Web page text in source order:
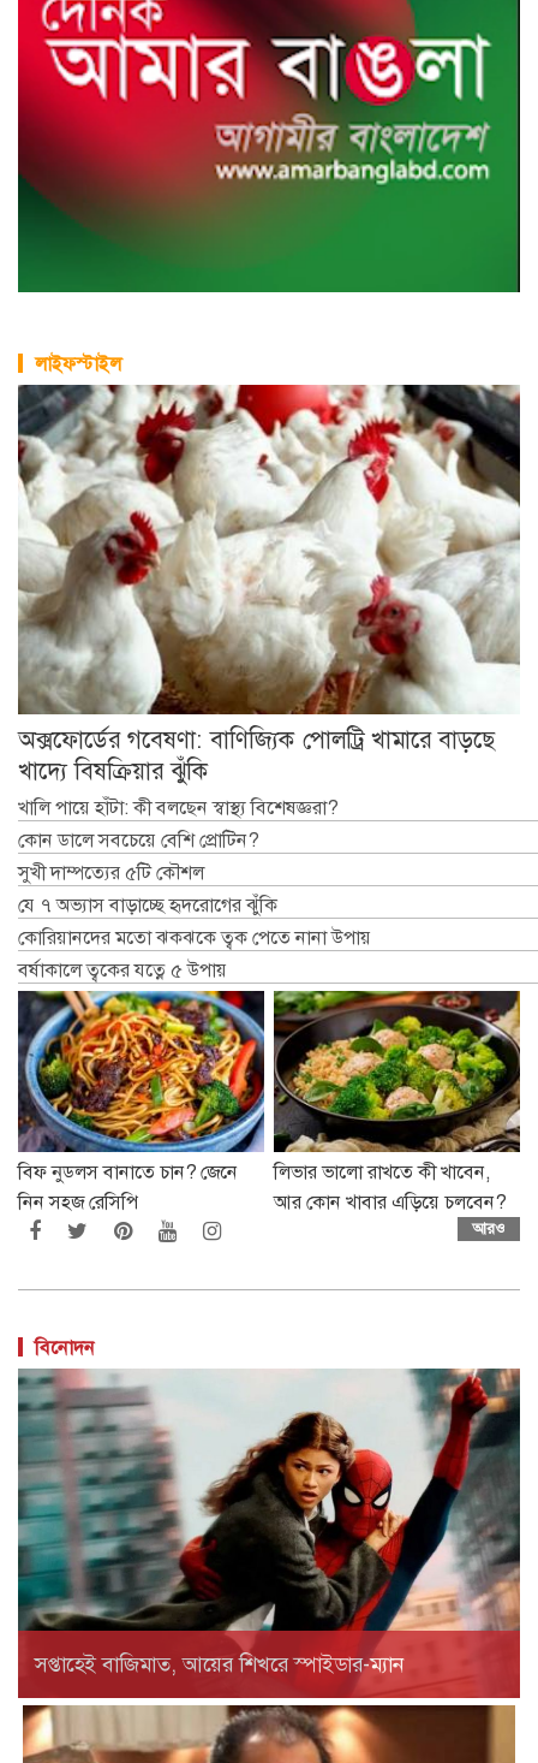
লাইফস্টাইল
অক্সফোর্ডের গবেষণা: বাণিজ্যিক পোলট্রি খামারে বাড়ছে
খাদ্যে বিষক্রিয়ার ঝুঁকি
খালি পায়ে হাঁটা: কী বলছেন স্বাস্থ্য বিশেষজ্ঞরা?
কোন ডালে সবচেয়ে বেশি প্রোটিন?
সুখী দাম্পত্যের ৫টি কৌশল
যে ৭ অভ্যাস বাড়াচ্ছে হৃদরোগের ঝুঁকি
কোরিয়ানদের মতো ঝকঝকে ত্বক পেতে নানা উপায়
বর্ষাকালে ত্বকের যত্নে ৫ উপায়
বিফ নুডলস বানাতে চান? জেনে
নিন সহজ রেসিপি
লিভার ভালো রাখতে কী খাবেন,
আর কোন খাবার এড়িয়ে চলবেন?
আরও
বিনোদন
সপ্তাহেই বাজিমাত, আয়ের শিখরে স্পাইডার-ম্যান